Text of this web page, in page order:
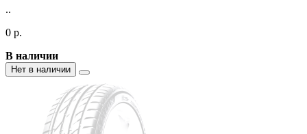
..
0 р.
В наличии
Нет в наличии